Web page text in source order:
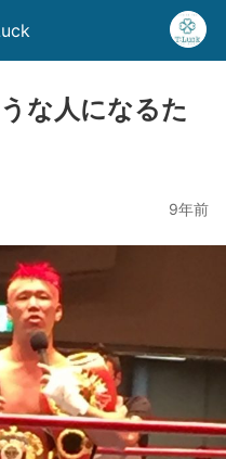
な人になるた
9年前